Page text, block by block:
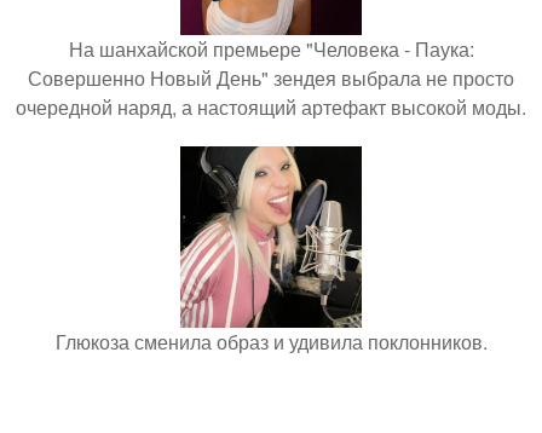
На шанхайской премьере "Человека - Паука:
Совершенно Новый День" зендея выбрала не просто
очередной наряд, а настоящий артефакт высокой моды.
Глюкоза сменила образ и удивила поклонников.